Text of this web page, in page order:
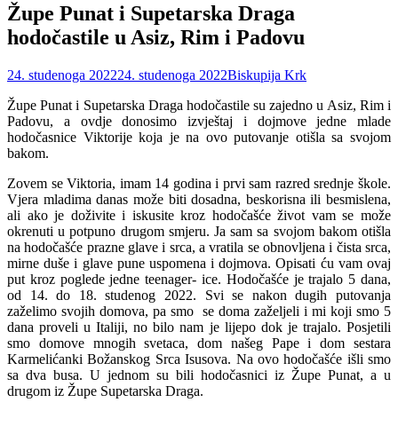
Župe Punat i Supetarska Draga
hodočastile u Asiz, Rim i Padovu
Posted
24. studenoga 202224. studenoga 2022Author
Biskupija Krk
Župe Punat i Supetarska Draga hodočastile su zajedno u Asiz, Rim i
Padovu, a ovdje donosimo izvještaj i dojmove jedne mlade
hodočasnice Viktorije koja je na ovo putovanje otišla sa svojom
bakom.
Zovem se Viktoria, imam 14 godina i prvi sam razred srednje škole.
Vjera mladima danas može biti dosadna, beskorisna ili besmislena,
ali ako je doživite i iskusite kroz hodočašće život vam se može
okrenuti u potpuno drugom smjeru. Ja sam sa svojom bakom otišla
na hodočašće prazne glave i srca, a vratila se obnovljena i čista srca,
mirne duše i glave pune uspomena i dojmova. Opisati ću vam ovaj
put kroz poglede jedne teenager- ice. Hodočašće je trajalo 5 dana,
od 14. do 18. studenog 2022. Svi se nakon dugih putovanja
zaželimo svojih domova, pa smo se doma zaželjeli i mi koji smo 5
dana proveli u Italiji, no bilo nam je lijepo dok je trajalo. Posjetili
smo domove mnogih svetaca, dom našeg Pape i dom sestara
Karmelićanki Božanskog Srca Isusova. Na ovo hodočašće išli smo
sa dva busa. U jednom su bili hodočasnici iz Župe Punat, a u
drugom iz Župe Supetarska Draga.